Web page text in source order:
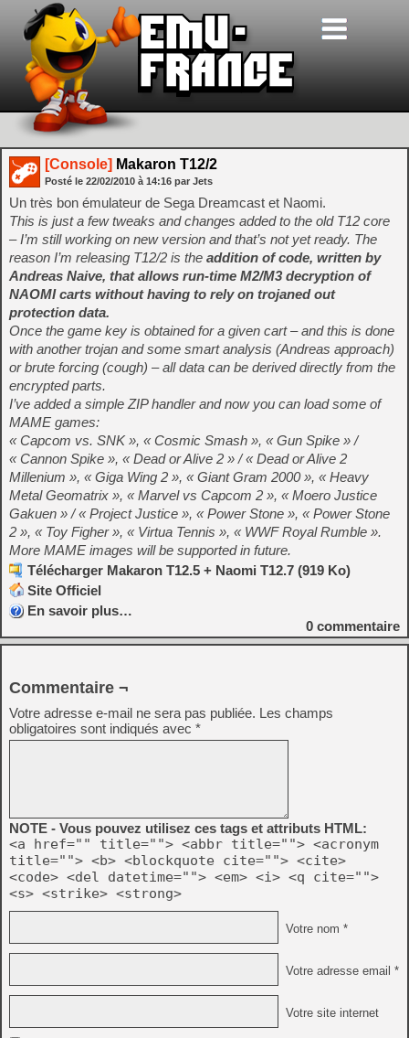
[Console] Makaron T12/2
Posté le 22/02/2010 à 14:16 par Jets
Un très bon émulateur de Sega Dreamcast et Naomi.
This is just a few tweaks and changes added to the old T12 core
– I’m still working on new version and that’s not yet ready. The
reason I’m releasing T12/2 is the addition of code, written by
Andreas Naive, that allows run-time M2/M3 decryption of
NAOMI carts without having to rely on trojaned out
protection data.
Once the game key is obtained for a given cart – and this is done
with another trojan and some smart analysis (Andreas approach)
or brute forcing (cough) – all data can be derived directly from the
encrypted parts.
I’ve added a simple ZIP handler and now you can load some of
MAME games:
« Capcom vs. SNK », « Cosmic Smash », « Gun Spike » /
« Cannon Spike », « Dead or Alive 2 » / « Dead or Alive 2
Millenium », « Giga Wing 2 », « Giant Gram 2000 », « Heavy
Metal Geomatrix », « Marvel vs Capcom 2 », « Moero Justice
Gakuen » / « Project Justice », « Power Stone », « Power Stone
2 », « Toy Figher », « Virtua Tennis », « WWF Royal Rumble ».
More MAME images will be supported in future.
Télécharger Makaron T12.5 + Naomi T12.7 (919 Ko)
Site Officiel
En savoir plus…
0 commentaire
Commentaire ¬
Votre adresse e-mail ne sera pas publiée. Les champs
obligatoires sont indiqués avec *
NOTE - Vous pouvez utilisez ces tags et attributs HTML:
<a href="" title=""> <abbr title=""> <acronym
title=""> <b> <blockquote cite=""> <cite>
<code> <del datetime=""> <em> <i> <q cite="">
<s> <strike> <strong>
Votre nom *
Votre adresse email *
Votre site internet